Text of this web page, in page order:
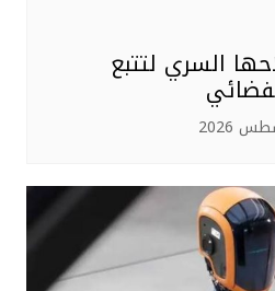
السري لتتبع